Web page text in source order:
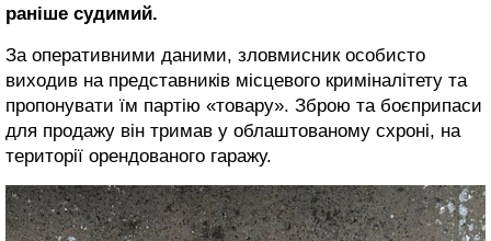
раніше судимий.
За оперативними даними, зловмисник особисто
виходив на представників місцевого криміналітету та
пропонувати їм партію «товару». Зброю та боєприпаси
для продажу він тримав у облаштованому схроні, на
території орендованого гаражу.